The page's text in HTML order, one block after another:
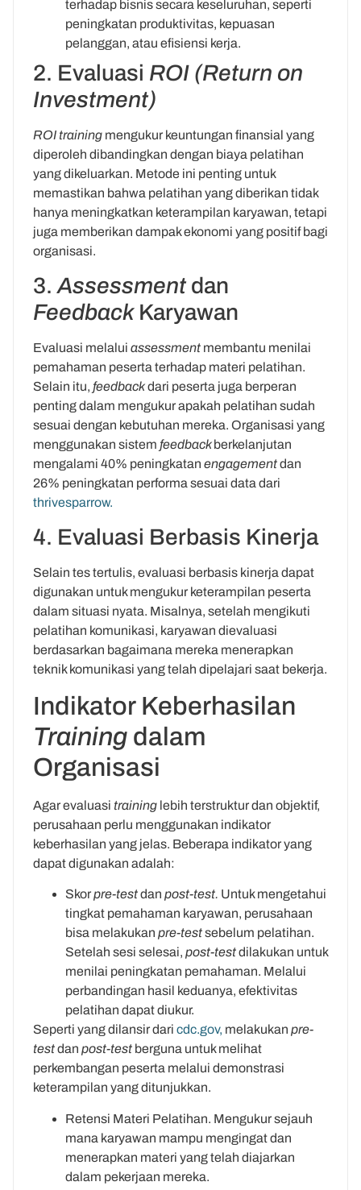
terhadap bisnis secara keseluruhan, seperti
peningkatan produktivitas, kepuasan
pelanggan, atau efisiensi kerja.
2. Evaluasi ROI (Return on
Investment)
ROI training mengukur keuntungan finansial yang
diperoleh dibandingkan dengan biaya pelatihan
yang dikeluarkan. Metode ini penting untuk
memastikan bahwa pelatihan yang diberikan tidak
hanya meningkatkan keterampilan karyawan, tetapi
juga memberikan dampak ekonomi yang positif bagi
organisasi.
3.Assessmentdan
Feedback Karyawan
Evaluasi melalui assessment membantu menilai
pemahaman peserta terhadap materi pelatihan.
Selain itu, feedbackdari peserta juga berperan
penting dalam mengukur apakah pelatihan sudah
sesuai dengan kebutuhan mereka. Organisasi yang
menggunakan sistem feedbackberkelanjutan
mengalami 40% peningkatan engagementdan
26% peningkatan performa sesuai data dari
thrivesparrow.
4. Evaluasi Berbasis Kinerja
Selain tes tertulis, evaluasi berbasis kinerja dapat
digunakan untuk mengukur keterampilan peserta
dalam situasi nyata. Misalnya, setelah mengikuti
pelatihan komunikasi, karyawan dievaluasi
berdasarkan bagaimana mereka menerapkan
teknik komunikasi yang telah dipelajari saat bekerja.
Indikator Keberhasilan
Training dalam
Organisasi
Agar evaluasi training lebih terstruktur dan objektif,
perusahaan perlu menggunakan indikator
keberhasilan yang jelas. Beberapa indikator yang
dapat digunakan adalah:
Skorpre-testdan post-test. Untuk mengetahui
tingkat pemahaman karyawan, perusahaan
bisa melakukan pre-testsebelum pelatihan.
Setelah sesi selesai, post-testdilakukan untuk
menilai peningkatan pemahaman. Melalui
perbandingan hasil keduanya, efektivitas
pelatihan dapat diukur.
Seperti yang dilansir dari cdc.gov, melakukan pre-
testdan post-test berguna untuk melihat
perkembangan peserta melalui demonstrasi
keterampilan yang ditunjukkan.
Retensi Materi Pelatihan. Mengukur sejauh
mana karyawan mampu mengingat dan
menerapkan materi yang telah diajarkan
dalam pekerjaan mereka.